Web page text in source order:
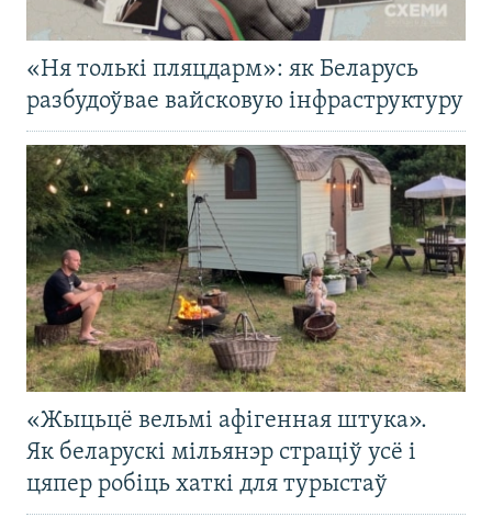
«Ня толькі пляцдарм»: як Беларусь
разбудоўвае вайсковую інфраструктуру
«Жыцьцё вельмі афігенная штука».
Як беларускі мільянэр страціў усё і
цяпер робіць хаткі для турыстаў